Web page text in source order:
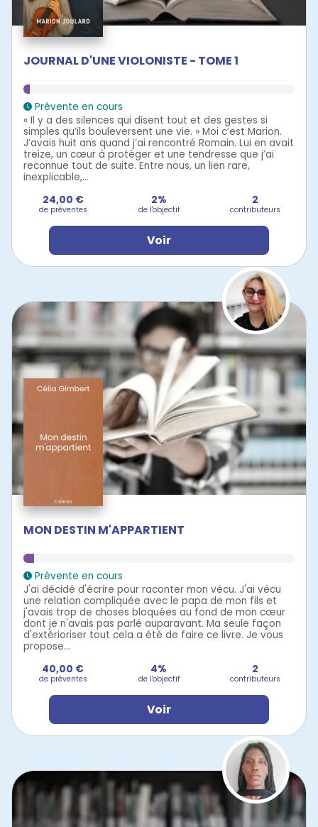
JOURNAL D'UNE VIOLONISTE - TOME 1
Prévente en cours
« Il y a des silences qui disent tout et des gestes si
simples qu’ils bouleversent une vie. » Moi c’est Marion.
J’avais huit ans quand j’ai rencontré Romain. Lui en avait
treize, un cœur à protéger et une tendresse que j’ai
reconnue tout de suite. Entre nous, un lien rare,
inexplicable,...
24,00 €
de préventes
2%
de l'objectif
2
contributeurs
Voir
MON DESTIN M'APPARTIENT
Prévente en cours
J'ai décidé d'écrire pour raconter mon vécu. J'ai vécu
une relation compliquée avec le papa de mon fils et
j'avais trop de choses bloquées au fond de mon cœur
dont je n'avais pas parlé auparavant. Ma seule façon
d'extérioriser tout cela a été de faire ce livre. Je vous
propose...
40,00 €
de préventes
4%
de l'objectif
2
contributeurs
Voir